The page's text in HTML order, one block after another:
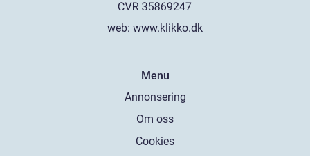
web: www.klikko.dk
Menu
Annonsering
Om oss
Cookies